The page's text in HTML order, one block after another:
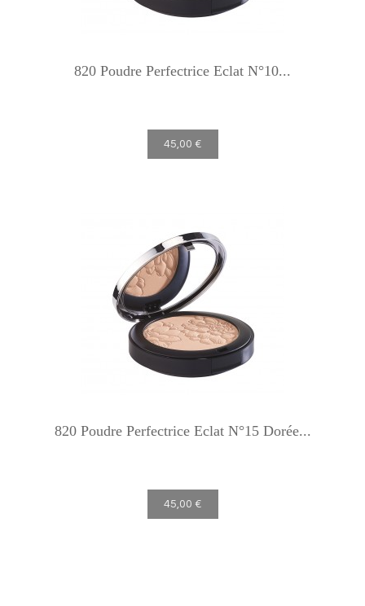
820 Poudre Perfectrice Eclat N°10...
45,00 €
820 Poudre Perfectrice Eclat N°15 Dorée...
45,00 €